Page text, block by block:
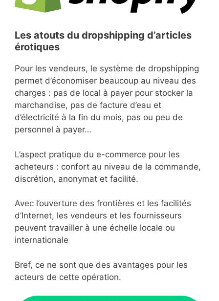
Les atouts du dropshipping d’articles
érotiques
Pour les vendeurs, le système de dropshipping
permet d’économiser beaucoup au niveau des
charges : pas de local à payer pour stocker la
marchandise, pas de facture d’eau et
d’électricité à la fin du mois, pas ou peu de
personnel à payer…
L’aspect pratique du e-commerce pour les
acheteurs : confort au niveau de la commande,
discrétion, anonymat et facilité.
Avec l’ouverture des frontières et les facilités
d’Internet, les vendeurs et les fournisseurs
peuvent travailler à une échelle locale ou
internationale
Bref, ce ne sont que des avantages pour les
acteurs de cette opération.